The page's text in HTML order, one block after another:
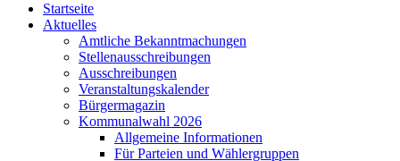
Startseite
Aktuelles
Amtliche Bekanntmachungen
Stellenausschreibungen
Ausschreibungen
Veranstaltungskalender
Bürgermagazin
Kommunalwahl 2026
Allgemeine Informationen
Für Parteien und Wählergruppen